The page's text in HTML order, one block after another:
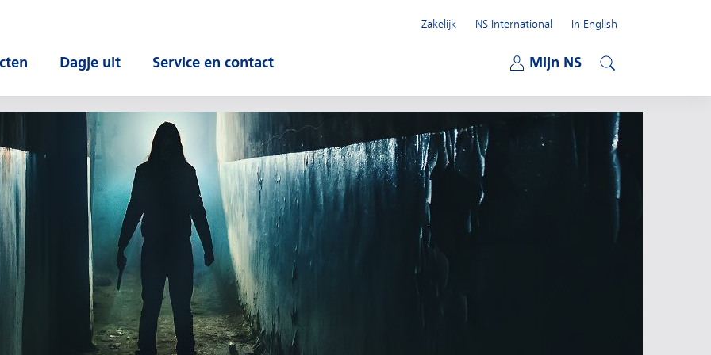
Dagje uit
Service en contact
Mijn NS
Zakelijk
NS International
In English